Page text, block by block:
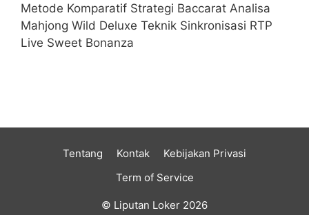
Metode Komparatif Strategi Baccarat Analisa
Mahjong Wild Deluxe Teknik Sinkronisasi RTP
Live Sweet Bonanza
Tentang Kontak
Kebijakan Privasi
Term of Service
© Liputan Loker 2026